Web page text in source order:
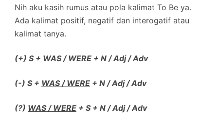
Nih aku kasih rumus atau pola kalimat To Be ya.
Ada kalimat positif, negatif dan interogatif atau
kalimat tanya.
(+) S + WAS / WERE + N / Adj / Adv
(-) S + WAS / WERE + N / Adj / Adv
(?) WAS / WERE + S + N / Adj / Adv